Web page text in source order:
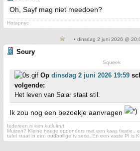
Oh, Sayf mag niet meedoen?
Hotapnyc
• dinsdag 2 juni 2026 @
Soury
Squeek
Op dinsdag 2 juni 2026 19:59
volgende:
Het leven van Salar staat stil.
Ik zou nog een bezoekje aanvragen
Iedereen is een kutlultrut
Muizen? Kleine harige opdonders met een kaas fixatie.,
tafel staat in een oudbollige tv serie. En een vaste PI is